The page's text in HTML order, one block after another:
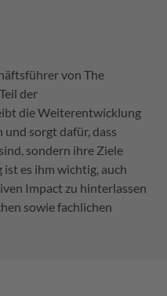
von The
der
die Weiterentwicklung
und sorgt dafür, dass
sondern ihre Ziele
es ihm wichtig, auch
Impact zu hinterlassen
sowie fachlichen